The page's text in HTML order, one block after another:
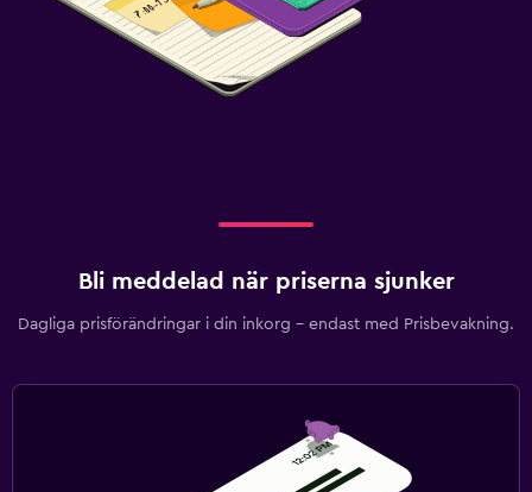
Bli meddelad när priserna sjunker
Dagliga prisförändringar i din inkorg – endast med Prisbevakning.